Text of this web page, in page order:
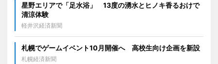
星野エリアで「足水浴」 13度の湧水とヒノキ香るおけで
清涼体験
軽井沢経済新聞
札幌でゲームイベント10月開催へ 高校生向け企画を新設
札幌経済新聞